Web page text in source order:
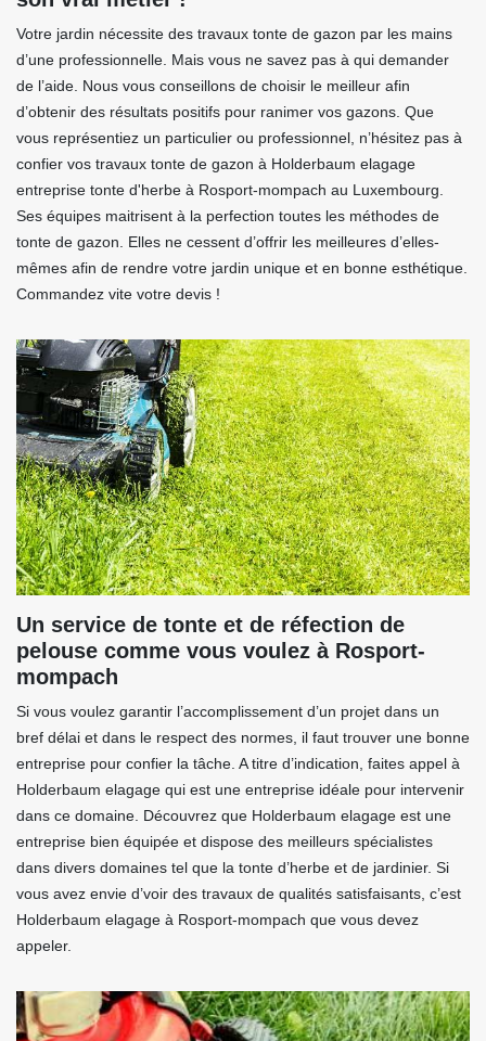
Votre jardin nécessite des travaux tonte de gazon par les mains
d’une professionnelle. Mais vous ne savez pas à qui demander
de l’aide. Nous vous conseillons de choisir le meilleur afin
d’obtenir des résultats positifs pour ranimer vos gazons. Que
vous représentiez un particulier ou professionnel, n’hésitez pas à
confier vos travaux tonte de gazon à Holderbaum elagage
entreprise tonte d'herbe à Rosport-mompach au Luxembourg.
Ses équipes maitrisent à la perfection toutes les méthodes de
tonte de gazon. Elles ne cessent d’offrir les meilleures d’elles-
mêmes afin de rendre votre jardin unique et en bonne esthétique.
Commandez vite votre devis !
Un service de tonte et de réfection de
pelouse comme vous voulez à Rosport-
mompach
Si vous voulez garantir l’accomplissement d’un projet dans un
bref délai et dans le respect des normes, il faut trouver une bonne
entreprise pour confier la tâche. A titre d’indication, faites appel à
Holderbaum elagage qui est une entreprise idéale pour intervenir
dans ce domaine. Découvrez que Holderbaum elagage est une
entreprise bien équipée et dispose des meilleurs spécialistes
dans divers domaines tel que la tonte d’herbe et de jardinier. Si
vous avez envie d’voir des travaux de qualités satisfaisants, c’est
Holderbaum elagage à Rosport-mompach que vous devez
appeler.